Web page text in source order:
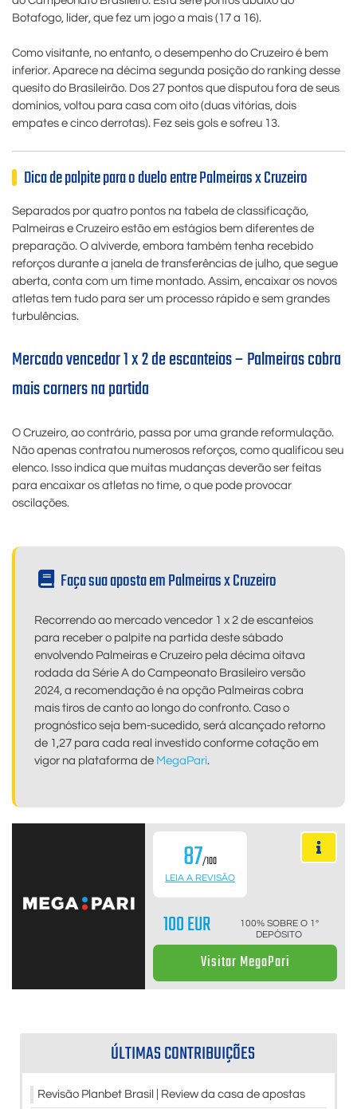
Botafogo, líder, que fez um jogo a mais (17 a 16).
Como visitante, no entanto, o desempenho do Cruzeiro é bem
inferior. Aparece na décima segunda posição do ranking desse
quesito do Brasileirão. Dos 27 pontos que disputou fora de seus
domínios, voltou para casa com oito (duas vitórias, dois
empates e cinco derrotas). Fez seis gols e sofreu 13.
Dica de palpite para o duelo entre Palmeiras x Cruzeiro
Separados por quatro pontos na tabela de classificação,
Palmeiras e Cruzeiro estão em estágios bem diferentes de
preparação. O alviverde, embora também tenha recebido
reforços durante a janela de transferências de julho, que segue
aberta, conta com um time montado. Assim, encaixar os novos
atletas tem tudo para ser um processo rápido e sem grandes
turbulências.
Mercado vencedor 1 x 2 de escanteios – Palmeiras cobra
mais corners na partida
O Cruzeiro, ao contrário, passa por uma grande reformulação.
Não apenas contratou numerosos reforços, como qualificou seu
elenco. Isso indica que muitas mudanças deverão ser feitas
para encaixar os atletas no time, o que pode provocar
oscilações.
Faça sua aposta em Palmeiras x Cruzeiro
Recorrendo ao mercado vencedor 1 x 2 de escanteios
para receber o palpite na partida deste sábado
envolvendo Palmeiras e Cruzeiro pela décima oitava
rodada da Série A do Campeonato Brasileiro versão
2024, a recomendação é na opção Palmeiras cobra
mais tiros de canto ao longo do confronto. Caso o
prognóstico seja bem-sucedido, será alcançado retorno
de 1,27 para cada real investido conforme cotação em
vigor na plataforma de MegaPari.
87/100
LEIA A REVISÃO
100 EUR
100% SOBRE O 1º
DEPÓSITO
Visitar MegaPari
ÚLTIMAS CONTRIBUIÇÕES
Revisão Planbet Brasil | Review da casa de apostas